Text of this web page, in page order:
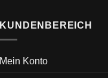
KUNDENBEREICH
Mein Konto